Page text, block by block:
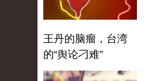
王丹的脑瘤，台湾
的“舆论刁难”